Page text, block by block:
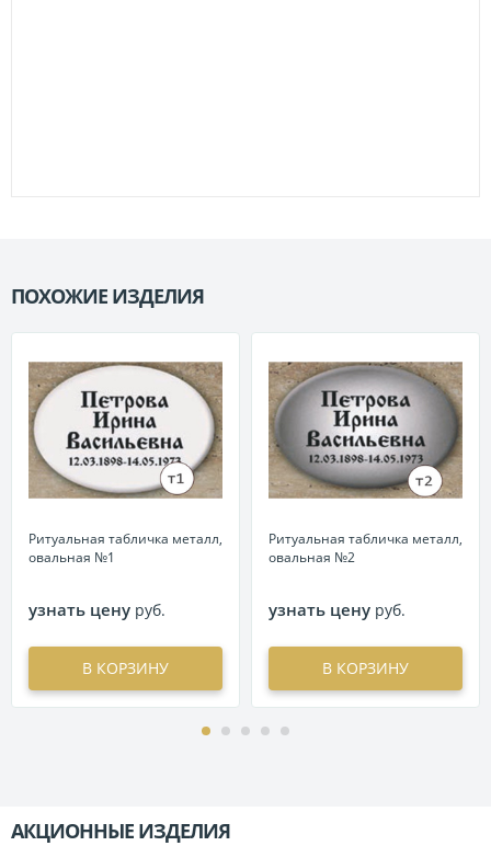
ПОХОЖИЕ ИЗДЕЛИЯ
Ритуальная табличка металл,
овальная №1
узнать цену руб.
В КОРЗИНУ
Ритуальная табличка металл,
овальная №2
узнать цену руб.
В КОРЗИНУ
АКЦИОННЫЕ ИЗДЕЛИЯ